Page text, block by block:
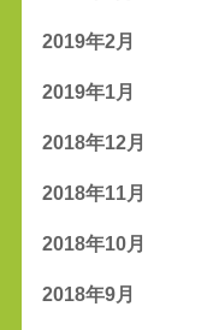
2019年2月
2019年1月
2018年12月
2018年11月
2018年10月
2018年9月